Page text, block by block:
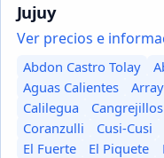
Jujuy
Ver precios e
Abdon Castro Tolay
Aguas Calientes
Calilegua
Cangrejillos
Coranzulli
Cusi-Cusi
El Fuerte
El Piquete